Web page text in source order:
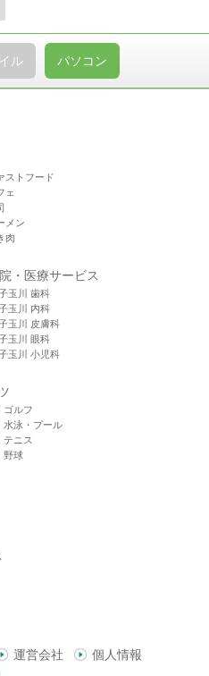
ル パソコン
ストフード
ェ
メン
肉
・医療サービス
玉川 歯科
玉川 内科
玉川 皮膚科
玉川 眼科
玉川 小児科
ゴルフ
水泳・プール
テニス
野球
運営会社 個人情報